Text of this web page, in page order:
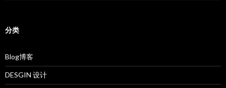
分类
Blog博客
DESGIN 设计